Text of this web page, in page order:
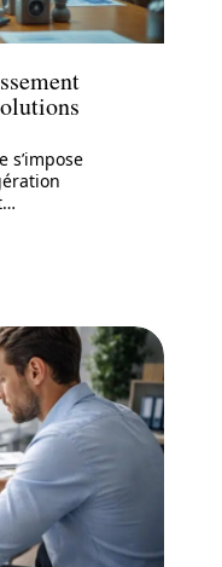
s’impose
…